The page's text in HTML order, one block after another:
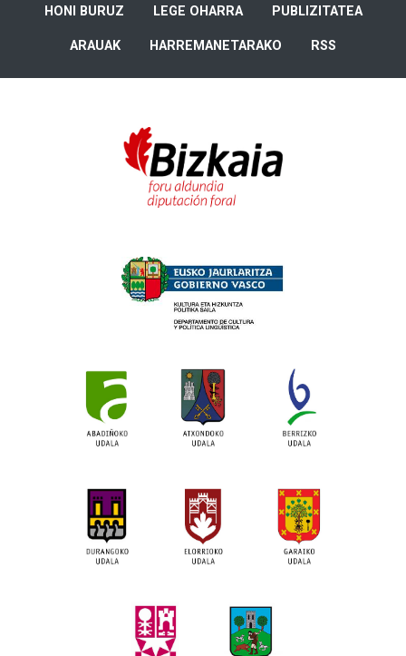
HONI BURUZ LEGE OHARRA PUBLIZITATEA
ARAUAK HARREMANETARAKO RSS